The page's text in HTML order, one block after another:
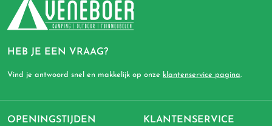
HEB JE EEN VRAAG?
Vind je antwoord snel en makkelijk op onze klantenservice pagina.
OPENINGSTIJDEN KLANTENSERVICE